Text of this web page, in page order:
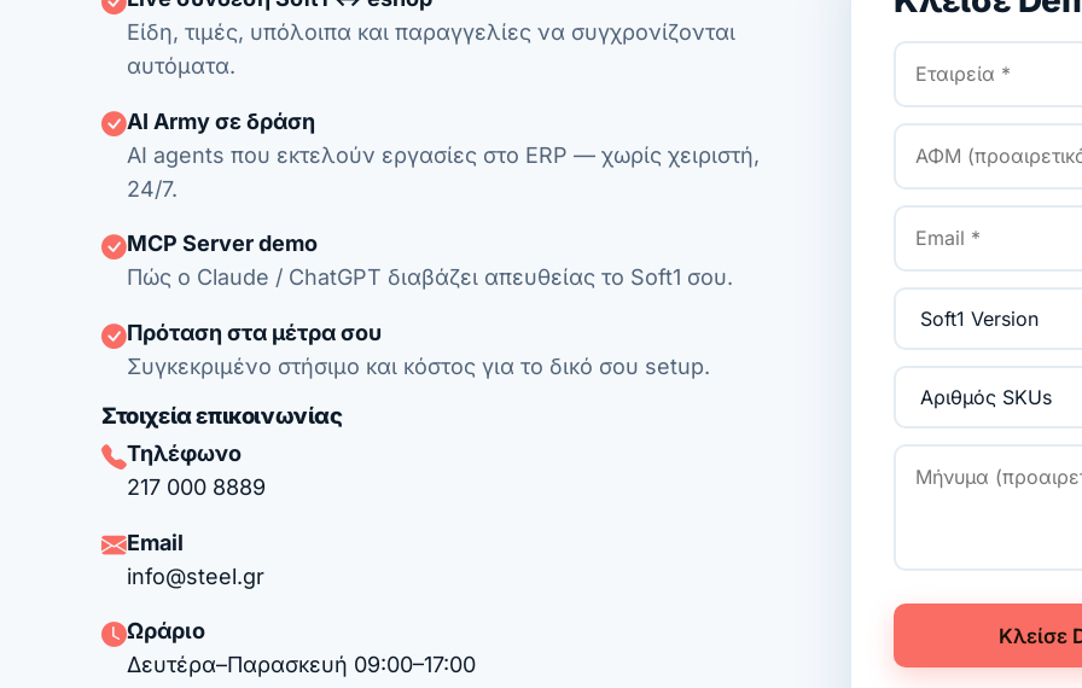
Είδη, τιμές, υπόλοιπα και παραγγελίες να συγχρονίζονται
αυτόματα.
AI Army σε δράση
AI agents που εκτελούν εργασίες στο ERP — χωρίς χειριστή,
24/7.
MCP Server demo
Πώς ο Claude / ChatGPT διαβάζει απευθείας το Soft1 σου.
Πρόταση στα μέτρα σου
Συγκεκριμένο στήσιμο και κόστος για το δικό σου setup.
Στοιχεία επικοινωνίας
Τηλέφωνο
217 000 8889
Email
info@steel.gr
Ωράριο
Δευτέρα–Παρασκευή 09:00–17:00
Κλείσε